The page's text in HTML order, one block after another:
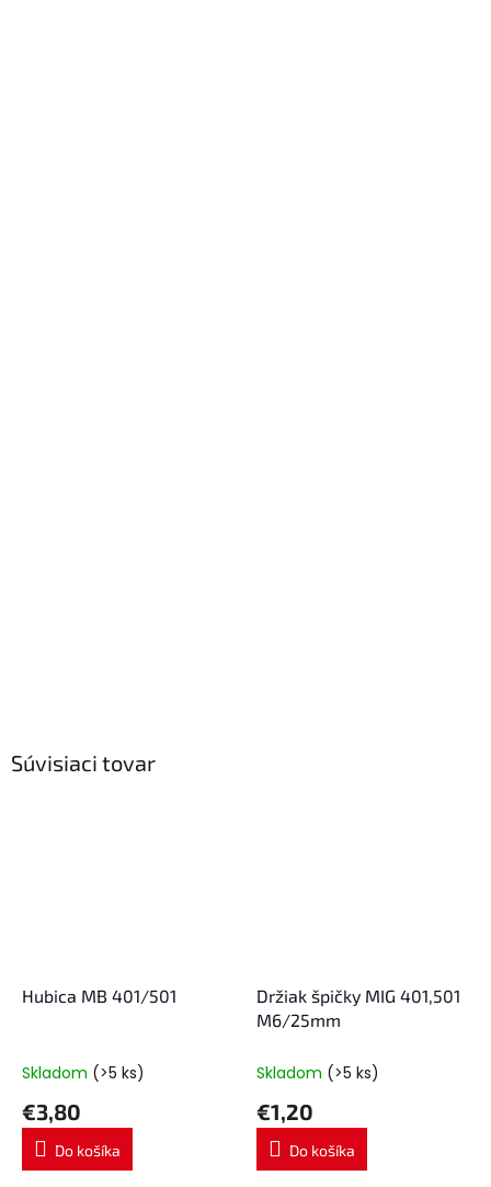
Súvisiaci tovar
Hubica MB 401/501
Skladom (>5 ks)
€3,80
Do košíka
Držiak špičky MIG 401,501
M6/25mm
Skladom (>5 ks)
€1,20
Do košíka